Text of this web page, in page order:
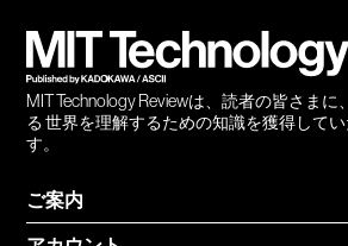
MIT Technology Reviewは、読者の皆さま
る 世界を理解するための知識を獲得して
す。
ご案内